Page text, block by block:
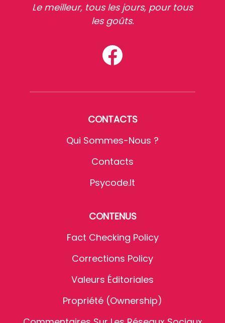
Le meilleur, tous les jours, pour tous
les goûts.
CONTACTS
Qui Sommes-Nous ?
Contacts
Psycode.it
CONTENUS
Fact Checking Policy
Corrections Policy
Valeurs Éditoriales
Propriété (Ownership)